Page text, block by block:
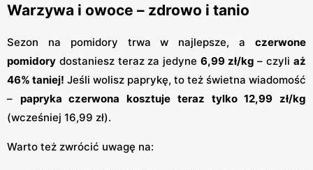
Warzywa i owoce – zdrowo i tanio
Sezon na pomidory trwa w najlepsze, a czerwone
pomidory dostaniesz teraz za jedyne 6,99 zł/kg – czyliaż
46% taniej! Jeśli wolisz paprykę, to też świetna wiadomość
– papryka czerwona kosztuje teraz tylko 12,99 zł/kg
(wcześniej 16,99 zł).
Warto też zwrócić uwagę na: